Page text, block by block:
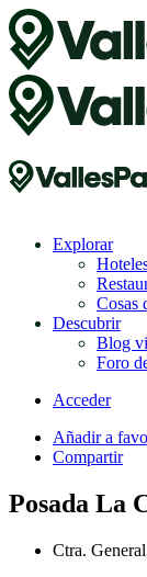
Explorar
Cosas
Descubrir
Blog
Foro
Acceder
Añadir a
Compartir
Posada La
Ctra.